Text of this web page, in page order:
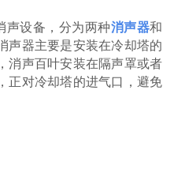
设备，分为两种消声器和
声器主要是安装在冷却塔的
消声百叶安装在隔声罩或者
正对冷却塔的进气口，避免